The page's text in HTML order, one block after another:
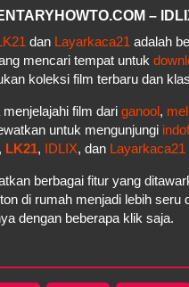
–
dan Layarkaca21 adalah
mencari tempat untuk
koleksi film terbaru dan
film dari ganool,
untuk mengunjungi
LK21, IDLIX, dan Layarkaca21
berbagai fitur yang
di rumah menjadi lebih seru
dengan beberapa klik saja.